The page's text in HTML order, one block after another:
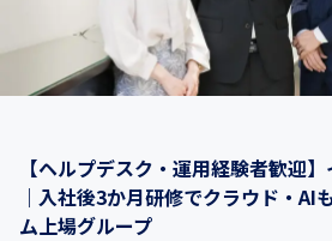
【ヘルプデスク・運用経験者歓迎
｜入社後3か月研修でクラウド・AI
ム上場グループ